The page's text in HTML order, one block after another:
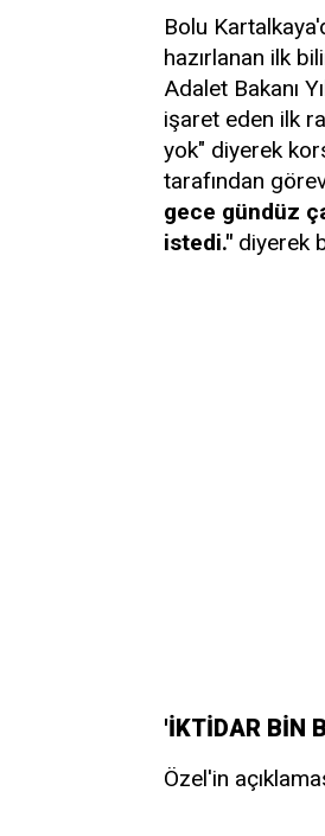
Bolu
hazırlanan ilk
Adalet Bakanı
işaret eden ilk
yok" diyerek
tarafından
gece gündüz
istedi." diyerek
'İKTİDAR BİN
Özel'in